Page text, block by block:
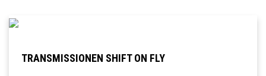
TRANSMISSIONEN SHIFT ON FLY